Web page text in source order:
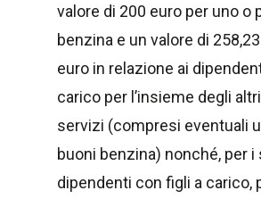
valore di 200 euro per uno o
benzina e un valore di
euro in relazione ai
carico per l’insieme degli
servizi (compresi eventuali
buoni benzina) nonché, per i
dipendenti con figli a carico,